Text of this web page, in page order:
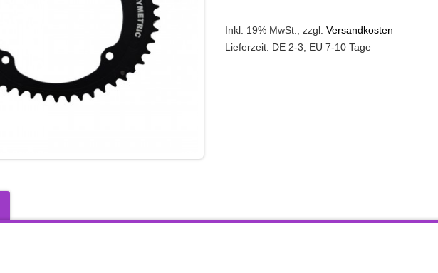
Inkl. 19% MwSt. zzgl. Versandkosten
Lieferzeit: DE 2-3, EU 7-10 Tage